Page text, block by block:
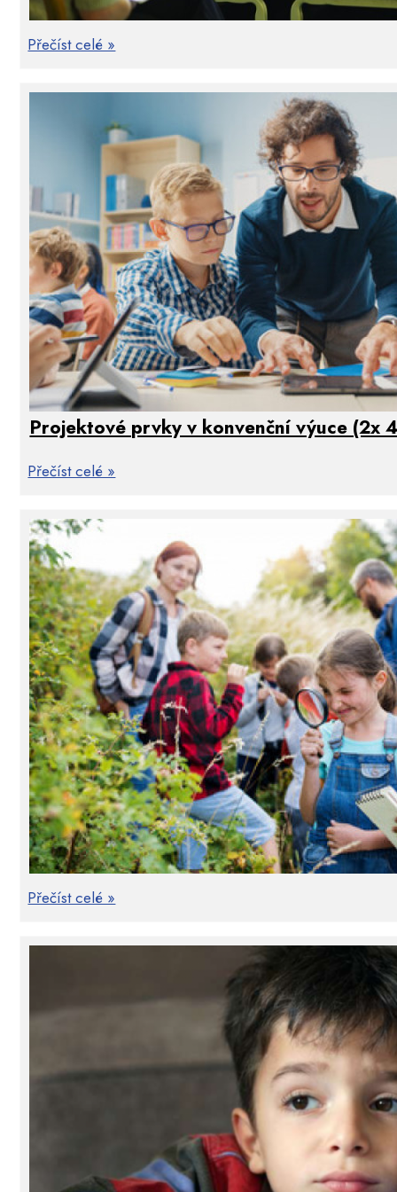
Využití motivační zpětné vazby (2x 4
Pedagogika zaměřená na žáka a na rozvoj kompetencí
pedagogika zaměřená jen na přenesenou znalost a její
také světem zkušeností, kterých se nedosahuje
organizováním a zlepšováním. Proto je nepostradatelným
vazba, umět ji poskytovat a umět ji využít pro růst žáků.
schopnosti řešit problémy a tedy i rozvíjet svou odpovědnost
týkat poznávacího i seberegulačního procesu, čímž se stává
rukou učitelů silný nástroj, který není pouhým
pedagogickou metodu, zejména tam, kde učitel sází na
myšlení. Motivující zpětná vazba probouzí v žákovi
účinností a kvalit navržených řešení. Tím se dotýká nejen
překonávání překážek, tedy lidské vůle. Zpětná vazba je
v pedagogice, neboť působí jak na aktivaci žáků, tak na
učitele, který díky ní může lépe přizpůsobovat, regulovat nebo
Přečíst celé »
Projektové prvky v konvenční výuce (2x
dopřát jim rozvíjení důležitých osobních vloh a
odpovědnosti, které v konvenční škole minulých let
Prožitek je rovnocennou součástí učení i
ale i s pochopením vnitřního světa druhých lidí.
Přečíst celé »
Projektová výuka a její formativní využití
Projektová výuka je dnes často povolávaná forma
řadu dobrých odůvodnění pro své použití, neboť
konáním ve školnáím učení a vychází tak vstříc
Metoda projektové výuky je známá už řadu
je nejen podceňován, ale i obáván. Učitel má k
se jeví přípravná náročnost, ale také řada
při samotné realizaci nastat. Jádrem metody
odpovědnost za učení do rukou žáků či
dovednost vlastní rozhodování při výuce.
konstruktivismu. Proto projektová výuka skýtá řadu
nejen pro žáky, ale i pro samotného učitele. Během
Přečíst celé »